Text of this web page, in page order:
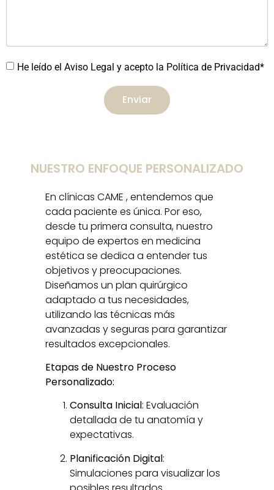
He leído el Aviso Legal y acepto la Política de Privacidad*
Enviar
NUESTRO ENFOQUE PERSONALIZADO
En clínicas CAME , entendemos que
cada paciente es única. Por eso,
desde tu primera consulta, nuestro
equipo de expertos en medicina
estética se dedica a entender tus
objetivos y preocupaciones.
Diseñamos un plan quirúrgico
adaptado a tus necesidades,
utilizando las técnicas más
avanzadas y seguras para garantizar
resultados excepcionales.
Etapas de Nuestro Proceso
Personalizado:
Consulta Inicial: Evaluación
detallada de tu anatomía y
expectativas.
Planificación Digital:
Simulaciones para visualizar los